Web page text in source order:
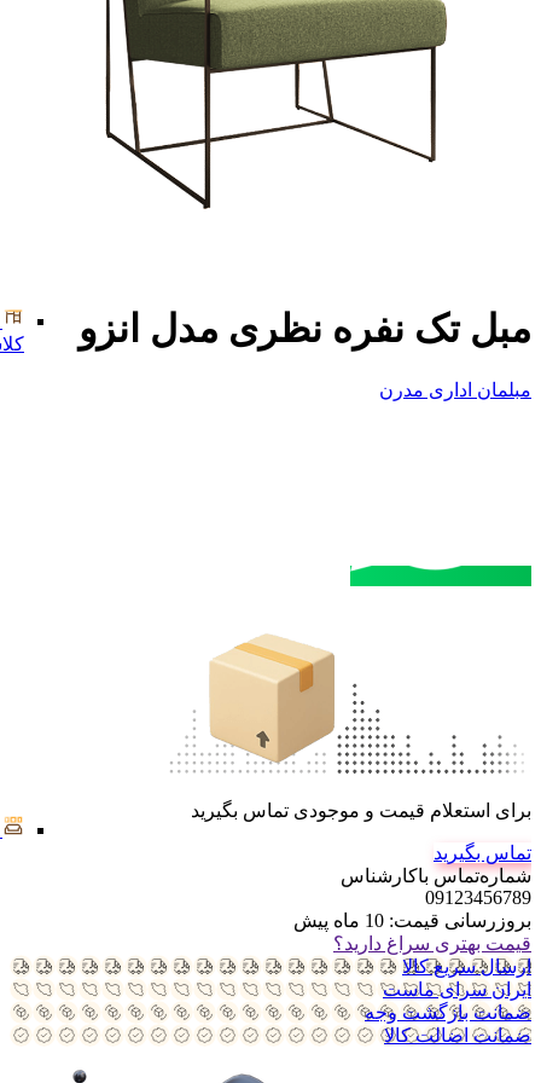
مبل تک نفره نظری مدل انزو
مبلمان اداری مدرن
برای استعلام قیمت و موجودی تماس بگیرید
تماس بگیرید
شماره‌تماس‌ با‌کارشناس
09123456789
بروزرسانی قیمت: 10 ماه پیش
قیمت بهتری سراغ دارید؟
ارسال سریع کالا
ایران سرای ماست
ضمانت بازگشت وجه
ضمانت اضالت کالا